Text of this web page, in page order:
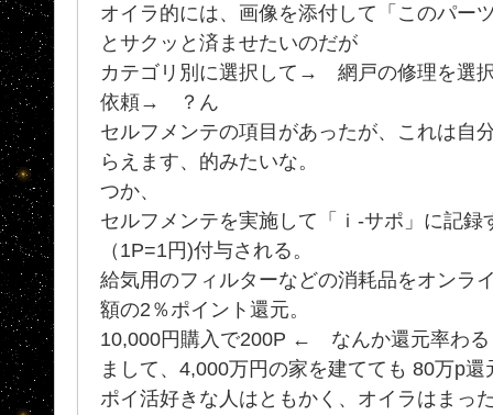
オイラ的には、画像を添付して「このパー
とサクッと済ませたいのだが
カテゴリ別に選択して→ 網戸の修理を選
依頼→ ？ん
セルフメンテの項目があったが、これは自
らえます、的みたいな。
つか、
セルフメンテを実施して「ｉ-サポ」に記
（1P=1円)付与される。
給気用のフィルターなどの消耗品をオンラ
額の2％ポイント還元。
10,000円購入で200P ← なんか還元率わる
まして、4,000万円の家を建てても 80万p
ポイ活好きな人はともかく、オイラはまっ